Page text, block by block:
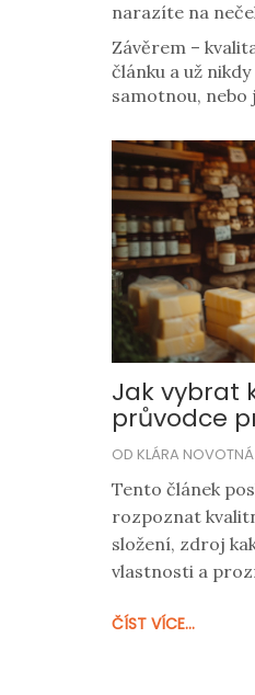
narazíte na
Závěrem –
článku a už
samotnou, nebo
Jak vybrat
průvodce
sladkostí
OD KLÁRA NOVOTNÁ
Tento článek
rozpoznat
složení, zdroj
vlastnosti a
Poznáte rozdíly
ČÍST VÍCE...